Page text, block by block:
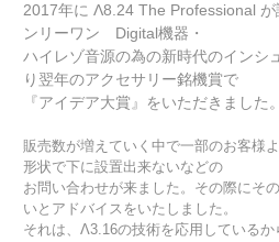
2017年に Λ8.24 The Professional
ンリーワン Digital機器・
ハイレゾ音源の為の新時代のインシ
り翌年のアクセサリー銘機賞で
『アイデア大賞』をいただきました。
販売数が増えていく中で一部のお客様
形状で下に設置出来ないなどの
お問い合わせが来ました。その際にそ
いとアドバイスをいたしました。
それは、Λ3.16の技術を応用しているか